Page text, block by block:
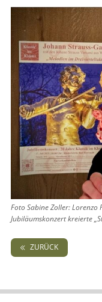
Foto Sabine Zoller: Lorenzo
Jubiläumskonzert kreierte
ZURÜCK